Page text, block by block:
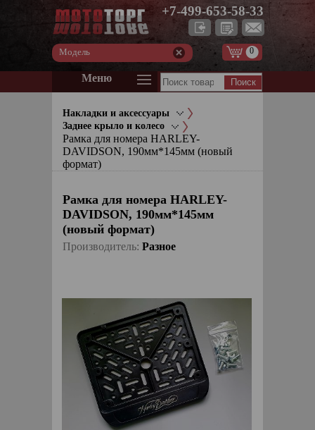
+7-499-653-58-33
Модель 0
Меню
Накладки и аксессуары
Заднее крыло и колесо
Рамка для номера HARLEY-
DAVIDSON, 190мм*145мм (новый
формат)
Рамка для номера HARLEY-
DAVIDSON, 190мм*145мм
(новый формат)
Производитель: Pазное